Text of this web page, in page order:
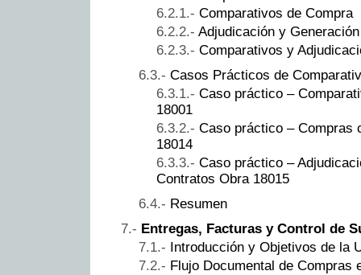
Comparativos de Compra
Adjudicación y
Comparativos y
Casos Prácticos de
Caso práctico –
18001
Caso práctico – Compras
18014
Caso práctico –
Contratos Obra 18015
Resumen
Entregas, Facturas y Control de
Introducción y Objetivos de la
Flujo Documental de Compras